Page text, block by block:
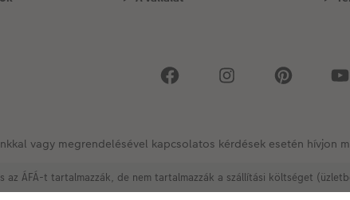
vagy megrendelésével kapcsolatos kérdések esetén hívjon
ÁFÁ-t tartalmazzák, de nem tartalmazzák a szállítási költséget